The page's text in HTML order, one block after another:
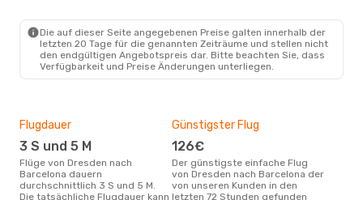
Die auf dieser Seite angegebenen Preise galten innerhalb der
letzten 20 Tage für die genannten Zeiträume und stellen nicht
den endgültigen Angebotspreis dar. Bitte beachten Sie, dass
Verfügbarkeit und Preise Änderungen unterliegen.
Flugdauer
3 S und 5 M
Flüge von Dresden nach
Barcelona dauern
durchschnittlich 3 S und 5 M.
Die tatsächliche Flugdauer kann
Günstigster Flug
126€
Der günstigste einfache Flug
von Dresden nach Barcelona der
von unseren Kunden in den
letzten 72 Stunden gefunden